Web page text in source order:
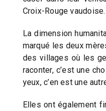
Croix-Rouge vaudoise.
La dimension
marqué les deux
des villages où les
raconter, c’est une
yeux, c’en est une
Elles ont également